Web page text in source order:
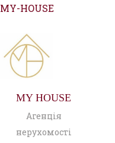
Перейти
вмісту
MY-HOUSE
MY HOUSE
Агенція
нерухомості